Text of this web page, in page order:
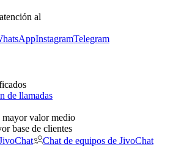
al
InstagramTelegram
de llamadas
mayor valor medio
base de clientes
Chat de equipos de JivoChat